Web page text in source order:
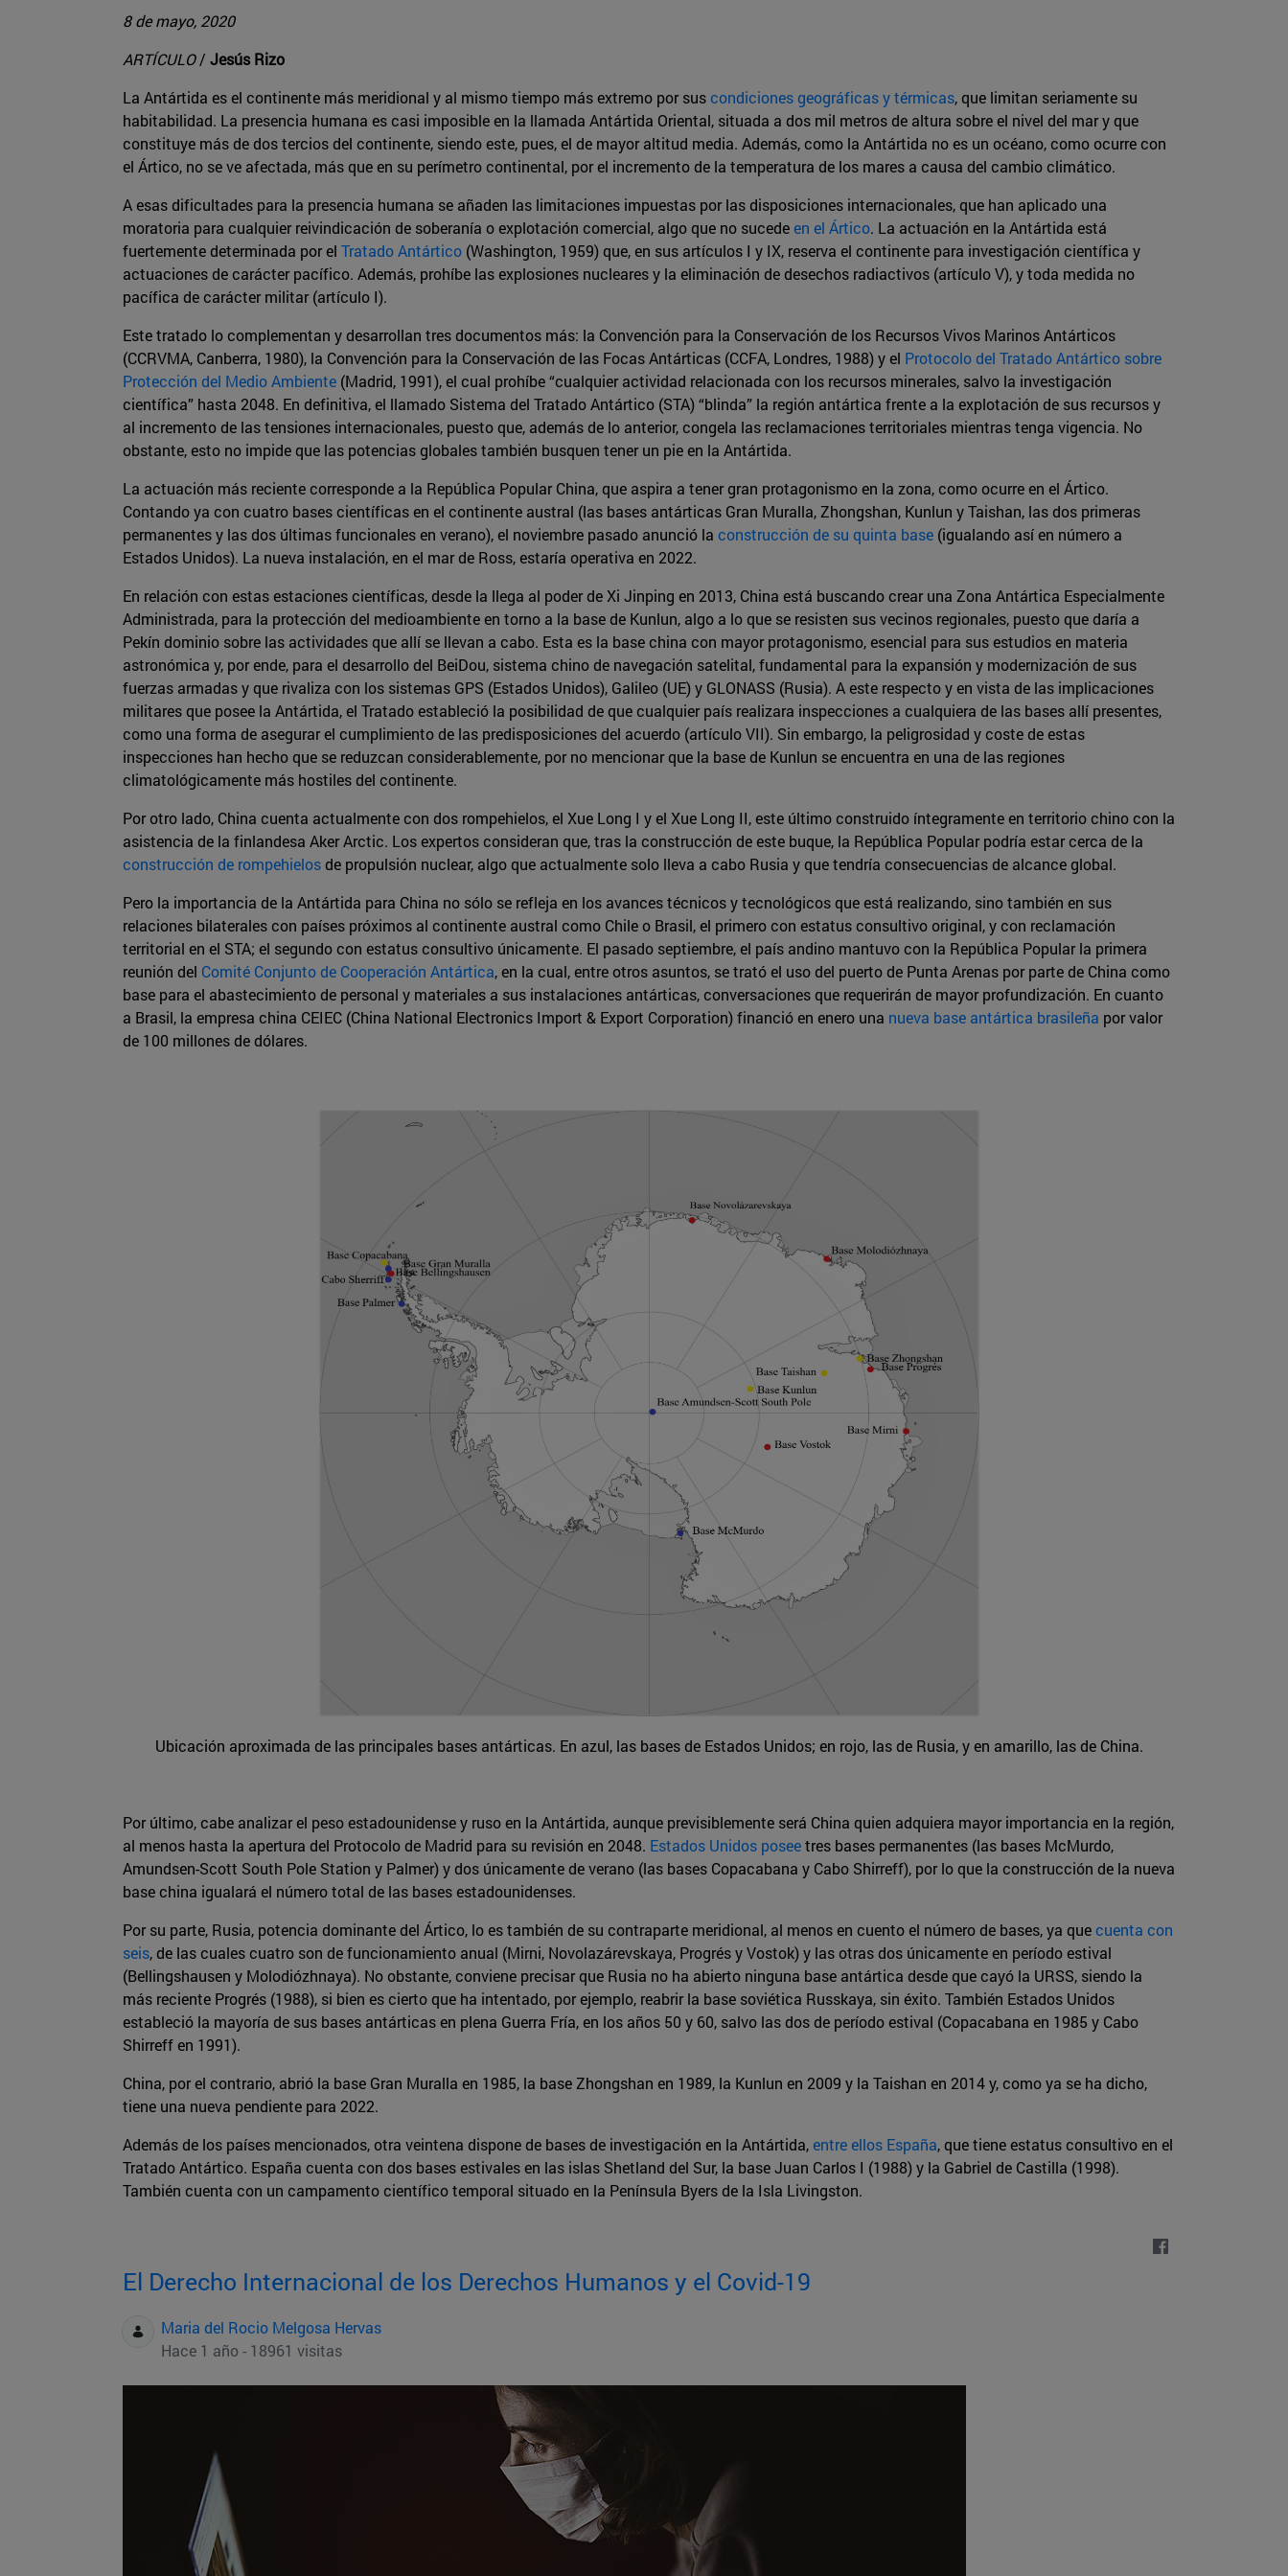
8 de mayo, 2020
ARTÍCULO/ Jesús Rizo
La Antártida es el continente más meridional y al mismo tiempo más extremo por suscondiciones geográficas y térmicas, que limitan seriamente su
habitabilidad. La presencia humana es casi imposible en la llamada Antártida Oriental, situada a dos mil metros de altura sobre el nivel del mar y que
constituye más de dos tercios del continente, siendo este, pues, el de mayor altitud media. Además, como la Antártida no es un océano, como ocurre con
el Ártico, no se ve afectada, más que en su perímetro continental, por el incremento de la temperatura de los mares a causa del cambio climático.
A esas dificultades para la presencia humana se añaden las limitaciones impuestas por las disposiciones internacionales, que han aplicado una
moratoria para cualquier reivindicación de soberanía o explotación comercial, algo que no sucedeen el Ártico. La actuación en la Antártida está
fuertemente determinada por el Tratado Antártico (Washington, 1959) que, en sus artículos I y IX, reserva el continente para investigación científica y
actuaciones de carácter pacífico. Además, prohíbe las explosiones nucleares y la eliminación de desechos radiactivos (artículo V), y toda medida no
pacífica de carácter militar (artículo I).
Este tratado lo complementan y desarrollan tres documentos más: la Convención para la Conservación de los Recursos Vivos Marinos Antárticos
(CCRVMA, Canberra, 1980), la Convención para la Conservación de las Focas Antárticas (CCFA, Londres, 1988) y el Protocolo del Tratado Antártico sobre
Protección del Medio Ambiente (Madrid, 1991), el cual prohíbe “cualquier actividad relacionada con los recursos minerales, salvo la investigación
científica” hasta 2048. En definitiva, el llamado Sistema del Tratado Antártico (STA) “blinda” la región antártica frente a la explotación de sus recursos y
al incremento de las tensiones internacionales, puesto que, además de lo anterior, congela las reclamaciones territoriales mientras tenga vigencia. No
obstante, esto no impide que las potencias globales también busquen tener un pie en la Antártida.
La actuación más reciente corresponde a la República Popular China, que aspira a tener gran protagonismo en la zona, como ocurre en el Ártico.
Contando ya con cuatro bases científicas en el continente austral (las bases antárticas Gran Muralla, Zhongshan, Kunlun y Taishan, las dos primeras
permanentes y las dos últimas funcionales en verano), el noviembre pasado anunció la construcción de su quinta base (igualando así en número a
Estados Unidos). La nueva instalación, en el mar de Ross, estaría operativa en 2022.
En relación con estas estaciones científicas, desde la llega al poder de Xi Jinping en 2013, China está buscando crear una Zona Antártica Especialmente
Administrada, para la protección del medioambiente en torno a la base de Kunlun, algo a lo que se resisten sus vecinos regionales, puesto que daría a
Pekín dominio sobre las actividades que allí se llevan a cabo. Esta es la base china con mayor protagonismo, esencial para sus estudios en materia
astronómica y, por ende, para el desarrollo del BeiDou, sistema chino de navegación satelital, fundamental para la expansión y modernización de sus
fuerzas armadas y que rivaliza con los sistemas GPS (Estados Unidos), Galileo (UE) y GLONASS (Rusia). A este respecto y en vista de las implicaciones
militares que posee la Antártida, el Tratado estableció la posibilidad de que cualquier país realizara inspecciones a cualquiera de las bases allí presentes,
como una forma de asegurar el cumplimiento de las predisposiciones del acuerdo (artículo VII). Sin embargo, la peligrosidad y coste de estas
inspecciones han hecho que se reduzcan considerablemente, por no mencionar que la base de Kunlun se encuentra en una de las regiones
climatológicamente más hostiles del continente.
Por otro lado, China cuenta actualmente con dos rompehielos, el Xue Long I y el Xue Long II, este último construido íntegramente en territorio chino con la
asistencia de la finlandesa Aker Arctic. Los expertos consideran que, tras la construcción de este buque, la República Popular podría estar cerca de la
construcción de rompehielosde propulsión nuclear, algo que actualmente solo lleva a cabo Rusia y que tendría consecuencias de alcance global.
Pero la importancia de la Antártida para China no sólo se refleja en los avances técnicos y tecnológicos que está realizando, sino también en sus
relaciones bilaterales con países próximos al continente austral como Chile o Brasil, el primero con estatus consultivo original, y con reclamación
territorial en el STA; el segundo con estatus consultivo únicamente. El pasado septiembre, el país andino mantuvo con la República Popular la primera
reunión del Comité Conjunto de Cooperación Antártica, en la cual, entre otros asuntos, se trató el uso del puerto de Punta Arenas por parte de China como
base para el abastecimiento de personal y materiales a sus instalaciones antárticas, conversaciones que requerirán de mayor profundización. En cuanto
a Brasil, la empresa china CEIEC (China National Electronics Import & Export Corporation) financió en enero una nueva base antártica brasileña por valor
de 100 millones de dólares.
Ubicación aproximada de las principales bases antárticas. En azul, las bases de Estados Unidos; en rojo, las de Rusia, y en amarillo, las de China.
Por último, cabe analizar el peso estadounidense y ruso en la Antártida, aunque previsiblemente será China quien adquiera mayor importancia en la región,
al menos hasta la apertura del Protocolo de Madrid para su revisión en 2048. Estados Unidos poseetres bases permanentes (las bases McMurdo,
Amundsen-Scott South Pole Station y Palmer) y dos únicamente de verano (las bases Copacabana y Cabo Shirreff), por lo que la construcción de la nueva
base china igualará el número total de las bases estadounidenses.
Por su parte, Rusia, potencia dominante del Ártico, lo es también de su contraparte meridional, al menos en cuento el número de bases, ya quecuenta con
seis, de las cuales cuatro son de funcionamiento anual (Mirni, Novolazárevskaya, Progrés y Vostok) y las otras dos únicamente en período estival
(Bellingshausen y Molodiózhnaya). No obstante, conviene precisar que Rusia no ha abierto ninguna base antártica desde que cayó la URSS, siendo la
más reciente Progrés (1988), si bien es cierto que ha intentado, por ejemplo, reabrir la base soviética Russkaya, sin éxito. También Estados Unidos
estableció la mayoría de sus bases antárticas en plena Guerra Fría, en los años 50 y 60, salvo las dos de período estival (Copacabana en 1985 y Cabo
Shirreff en 1991).
China, por el contrario, abrió la base Gran Muralla en 1985, la base Zhongshan en 1989, la Kunlun en 2009 y la Taishan en 2014 y, como ya se ha dicho,
tiene una nueva pendiente para 2022.
Además de los países mencionados, otra veintena dispone de bases de investigación en la Antártida,entre ellos España, que tiene estatus consultivo en el
Tratado Antártico. España cuenta con dos bases estivales en las islas Shetland del Sur, la base Juan Carlos I (1988) y la Gabriel de Castilla (1998).
También cuenta con un campamento científico temporal situado en la Península Byers de la Isla Livingston.
El Derecho Internacional de los Derechos Humanos y el Covid-19
Maria del Rocio Melgosa Hervas
Hace 1 año - 18961 visitas